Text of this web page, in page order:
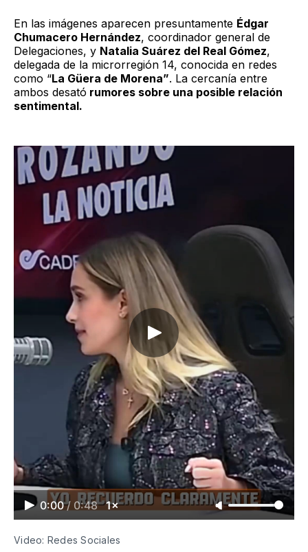
En las imágenes aparecen presuntamente Édgar
Chumacero Hernández, coordinador general de
Delegaciones, y Natalia Suárez del Real Gómez,
delegada de la microrregión 14, conocida en redes
como “La Güera de Morena”. La cercanía entre
ambos desató rumores sobre una posible relación
sentimental.
0:00 / 0:48 1×
Video: Redes Sociales